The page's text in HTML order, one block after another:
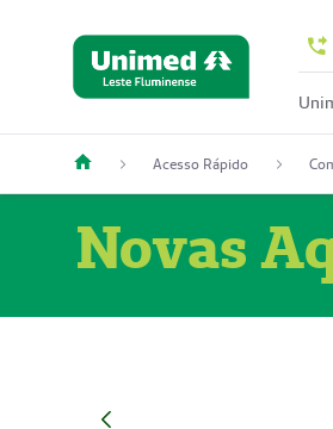
Acesso Rápido
Novas